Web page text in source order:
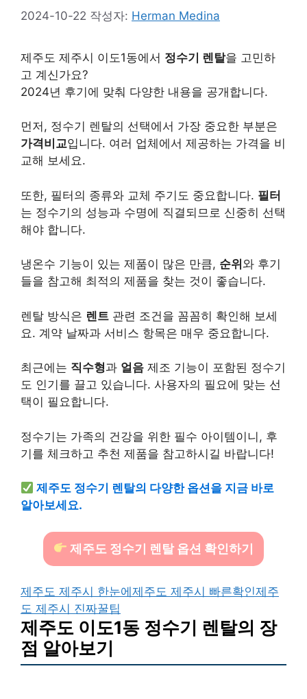
2024-10-22 작성자: Herman Medina
제주도 제주시 이도1동에서 정수기 렌탈을 고민하
고 계신가요?
2024년 후기에 맞춰 다양한 내용을 공개합니다.
먼저, 정수기 렌탈의 선택에서 가장 중요한 부분은
가격비교입니다. 여러 업체에서 제공하는 가격을 비
교해 보세요.
또한, 필터의 종류와 교체 주기도 중요합니다. 필터
는 정수기의 성능과 수명에 직결되므로 신중히 선택
해야 합니다.
냉온수 기능이 있는 제품이 많은 만큼, 순위 와 후기
들을 참고해 최적의 제품을 찾는 것이 좋습니다.
렌탈 방식은 렌트 관련 조건을 꼼꼼히 확인해 보세
요. 계약 날짜과 서비스 항목은 매우 중요합니다.
최근에는 직수형과 얼음 제조 기능이 포함된 정수기
도 인기를 끌고 있습니다. 사용자의 필요에 맞는 선
택이 필요합니다.
정수기는 가족의 건강을 위한 필수 아이템이니, 후
기를 체크하고 추천 제품을 참고하시길 바랍니다!
제주도 정수기 렌탈의 다양한 옵션을 지금 바로
알아보세요.
제주도 정수기 렌탈 옵션 확인하기
제주도 제주시 한눈에제주도 제주시 빠른확인제주
도 제주시 진짜꿀팁
제주도 이도1동 정수기 렌탈의 장
점 알아보기